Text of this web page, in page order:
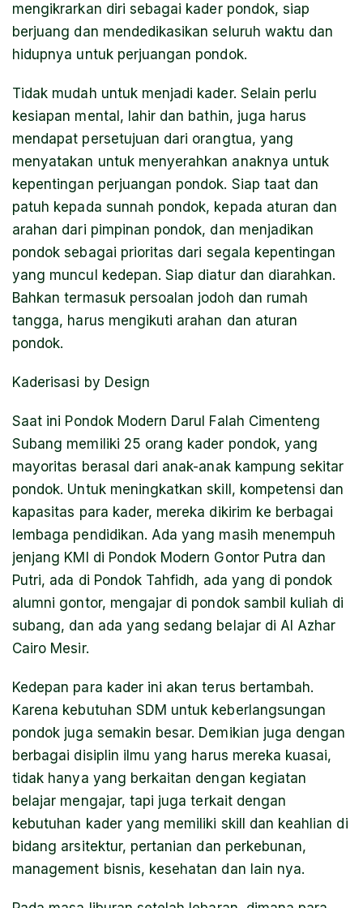
mengikrarkan diri sebagai kader pondok, siap
berjuang dan mendedikasikan seluruh waktu dan
hidupnya untuk perjuangan pondok.
Tidak mudah untuk menjadi kader. Selain perlu
kesiapan mental, lahir dan bathin, juga harus
mendapat persetujuan dari orangtua, yang
menyatakan untuk menyerahkan anaknya untuk
kepentingan perjuangan pondok. Siap taat dan
patuh kepada sunnah pondok, kepada aturan dan
arahan dari pimpinan pondok, dan menjadikan
pondok sebagai prioritas dari segala kepentingan
yang muncul kedepan. Siap diatur dan diarahkan.
Bahkan termasuk persoalan jodoh dan rumah
tangga, harus mengikuti arahan dan aturan
pondok.
Kaderisasi by Design
Saat ini Pondok Modern Darul Falah Cimenteng
Subang memiliki 25 orang kader pondok, yang
mayoritas berasal dari anak-anak kampung sekitar
pondok. Untuk meningkatkan skill, kompetensi dan
kapasitas para kader, mereka dikirim ke berbagai
lembaga pendidikan. Ada yang masih menempuh
jenjang KMI di Pondok Modern Gontor Putra dan
Putri, ada di Pondok Tahfidh, ada yang di pondok
alumni gontor, mengajar di pondok sambil kuliah di
subang, dan ada yang sedang belajar di Al Azhar
Cairo Mesir.
Kedepan para kader ini akan terus bertambah.
Karena kebutuhan SDM untuk keberlangsungan
pondok juga semakin besar. Demikian juga dengan
berbagai disiplin ilmu yang harus mereka kuasai,
tidak hanya yang berkaitan dengan kegiatan
belajar mengajar, tapi juga terkait dengan
kebutuhan kader yang memiliki skill dan keahlian di
bidang arsitektur, pertanian dan perkebunan,
management bisnis, kesehatan dan lain nya.